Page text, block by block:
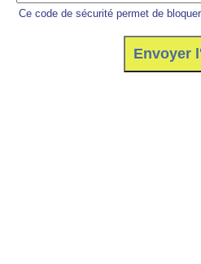
Ce code de sécurité permet de